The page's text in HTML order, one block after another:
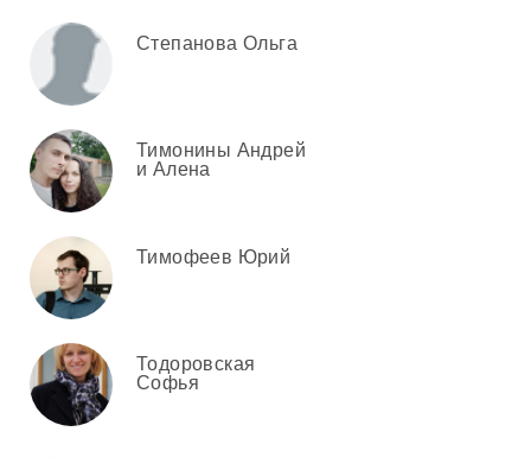
Степанова Ольга
Тимонины Андрей
и Алена
Тимофеев Юрий
Тодоровская
Софья